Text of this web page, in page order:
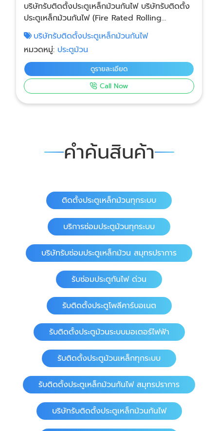
บริษัทรับติดตั้งประตูเหล็กม้วนกันไฟ บริษัทรับติดตั้ง
ประตูเหล็กม้วนกันไฟ (Fire Rated Rolling
Shutter) ให้บริการแบบครบวงจร ตั้งแต่วัดหน้างาน
ออกแบบ ผลิต ติดตั้ง และทดสอบระบบ โดยทีมช่าง
และวิศวกรผู้เชี่ยวชาญ เหมาะสำหรับอาคารที่ต้องการ
ระบบป้องกันอัคคีภัยตามมาตรฐานกฎหมายและความ
ปลอดภัย
บริษัทรับติดตั้งประตูเหล็กม้วนกันไฟ
หมวดหมู่: ประตูม้วน
ดูรายละเอียด
Call Now
คำค้นสินค้า
ติดตั้งประตูเหล็กม้วนทุกระบบ
บริการซ่อมประตูม้วนทุกระบบ
บริษัทรับซ่อมประตูเหล็กม้วน สมุทรปราการ
รับซ่อมประตูกันไฟ ด่วน
รับติดตั้งประตูโพลีคาร์บอเนต
รับติดตั้งประตูม้วนระบบมอเตอร์ไฟฟ้า
รับติดตั้งประตูม้วนเหล็กทุกระบบ
รับติดตั้งประตูเหล็กม้วนกันไฟ สมุทรปราการ
บริษัทรับติดตั้งประตูเหล็กม้วนกันไฟ